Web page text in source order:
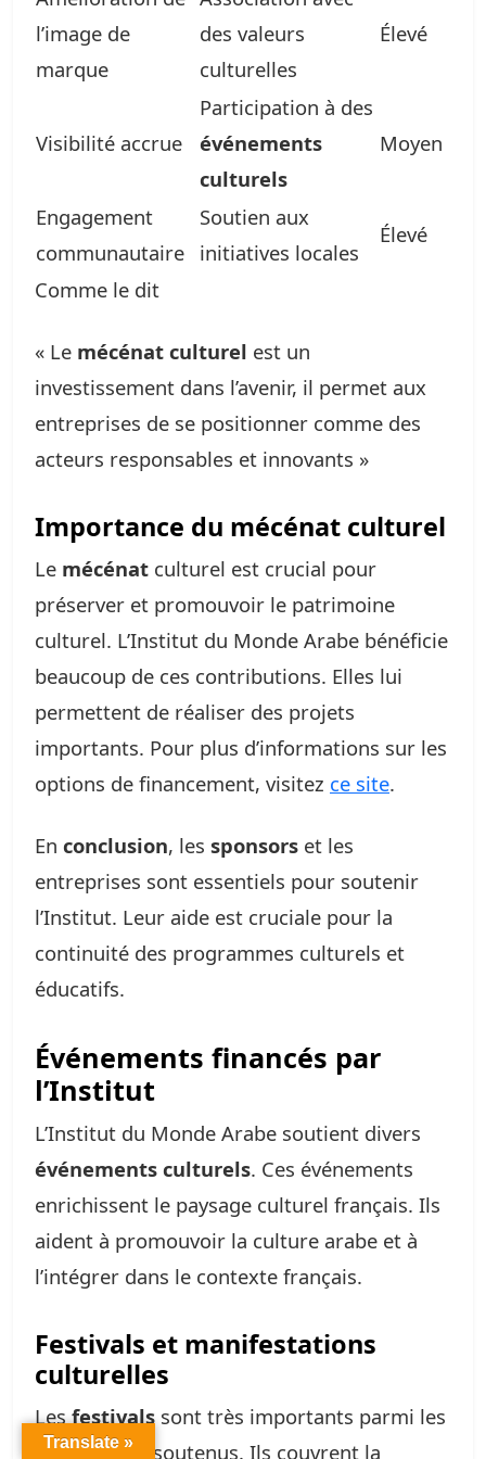
l’image de
marque
des valeurs
culturelles
Élevé
Visibilité accrue
Participation à des
événements
culturels
Moyen
Engagement
communautaire
Soutien aux
initiatives locales
Élevé
Comme le dit
« Le mécénat culturel est un
investissement dans l’avenir, il permet aux
entreprises de se positionner comme des
acteurs responsables et innovants »
Importance du mécénat culturel
Le mécénat culturel est crucial pour
préserver et promouvoir le patrimoine
culturel. L’Institut du Monde Arabe bénéficie
beaucoup de ces contributions. Elles lui
permettent de réaliser des projets
importants. Pour plus d’informations sur les
options de financement, visitez ce site.
En conclusion, les sponsors et les
entreprises sont essentiels pour soutenir
l’Institut. Leur aide est cruciale pour la
continuité des programmes culturels et
éducatifs.
Événements financés par
l’Institut
L’Institut du Monde Arabe soutient divers
événements culturels. Ces événements
enrichissent le paysage culturel français. Ils
aident à promouvoir la culture arabe et à
l’intégrer dans le contexte français.
Festivals et manifestations
culturelles
Lesfestivals sont très importants parmi les
événements soutenus. Ils couvrent la
Translate »